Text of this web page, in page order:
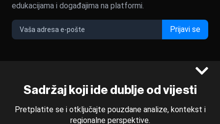
Sadržaj koji ide dublje od vijesti
Pretplatite se i otključajte pouzdane analize, kontekst i
regionalne perspektive.
edukacijama i događajima na platformi.
Prijavi se
©2022 - 2026 Bloomberg L.P. All Rights Reserved. BLOOMBERG
and the BLOOMBERG logo are registered trademarks and
displayed with permission